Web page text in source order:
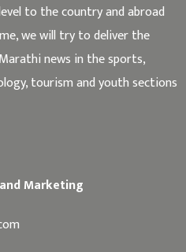
to the country and abroad
we will try to deliver the
news in the sports,
tourism and youth sections
Marketing